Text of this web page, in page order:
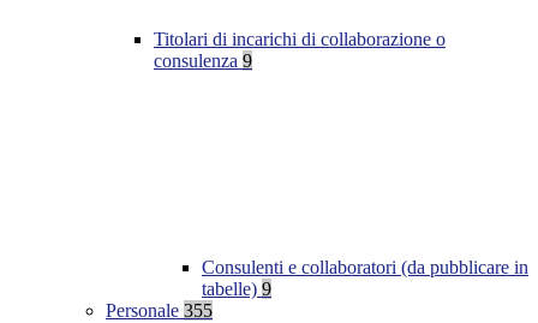
Titolari di incarichi di collaborazione o
consulenza 9
Consulenti e collaboratori (da pubblicare in
tabelle) 9
Personale 355